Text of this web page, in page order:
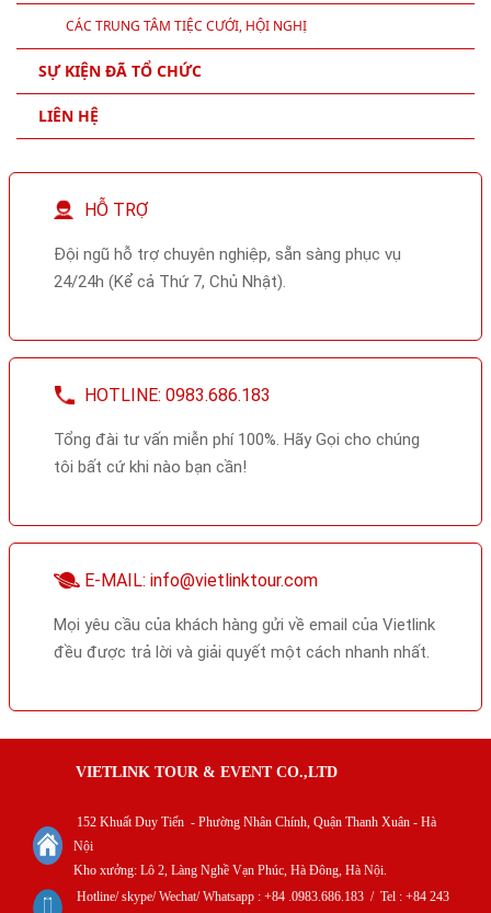
CÁC TRUNG TÂM TIỆC CƯỚI, HỘI NGHỊ
SỰ KIỆN ĐÃ TỔ CHỨC
LIÊN HỆ
HỖ TRỢ
Đội ngũ hỗ trợ chuyên nghiệp, sẵn sàng phục vụ
24/24h (Kể cả Thứ 7, Chủ Nhật).
HOTLINE: 0983.686.183
Tổng đài tư vấn miễn phí 100%. Hãy Gọi cho chúng
tôi bất cứ khi nào bạn cần!
E-MAIL: info@vietlinktour.com
Mọi yêu cầu của khách hàng gửi về email của Vietlink
đều được trả lời và giải quyết một cách nhanh nhất.
VIETLINK TOUR & EVENT CO.,LTD
152 Khuất Duy Tiến - Phường Nhân Chính, Quận Thanh Xuân - Hà
Nội
Kho xưởng: Lô 2, Làng Nghề Vạn Phúc, Hà Đông, Hà Nội.
Hotline/ skype/ Wechat/ Whatsapp : +84 .0983.686.183 / Tel : +84 243